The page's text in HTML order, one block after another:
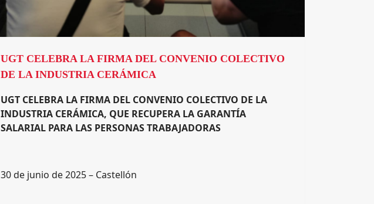
UGT CELEBRA LA FIRMA DEL CONVENIO COLECTIVO
DE LA INDUSTRIA CERÁMICA
UGT CELEBRA LA FIRMA DEL CONVENIO COLECTIVO DE LA
INDUSTRIA CERÁMICA, QUE RECUPERA LA GARANTÍA
SALARIAL PARA LAS PERSONAS TRABAJADORAS
30 de junio de 2025 – Castellón